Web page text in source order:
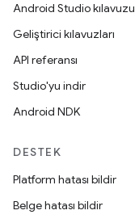
Android Studio kılavuzu
Geliştirici kılavuzları
API referansı
Studio'yu indir
Android NDK
DESTEK
Platform hatası bildir
Belge hatası bildir